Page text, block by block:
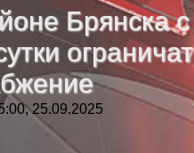
Брянска с
ограничат
25.09.2025